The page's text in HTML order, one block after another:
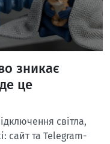
зникає
це
світла,
сайт та Telegram-